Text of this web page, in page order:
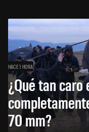
HACE 1 HORA
¿Qué tan
70 mm?